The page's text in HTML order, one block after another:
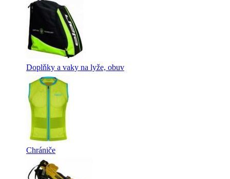
Doplňky a vaky na lyže, obuv
Chrániče